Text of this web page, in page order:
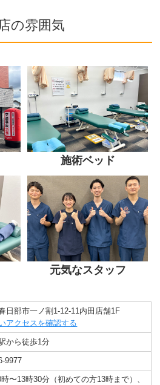
の雰囲気
施術ベッド
元気なスタッフ
日部市一ノ割1-12-11内田店舗1F
アクセスを確認する
から徒歩1分
9977
〜13時30分（初めての方13時まで）、